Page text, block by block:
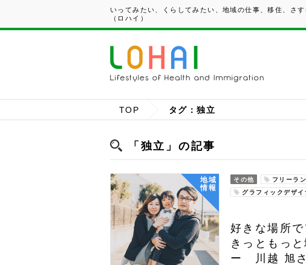
いってみたい、くらしてみたい、地域の仕事、移住、さ
（ロハイ）
TOP タグ：独立
「独立」の記事
地域
情報
その他 フリーラ
グラフィックデザイ
好きな場所
きっともっ
ー 川越 旭さ